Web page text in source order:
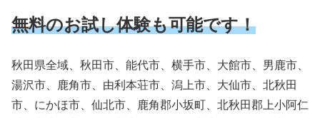
無料のお試し体験も可能です！
秋田県全域、秋田市、能代市、横手市、大館市、男鹿市、
湯沢市、鹿角市、由利本荘市、潟上市、大仙市、北秋田
市、にかほ市、仙北市、鹿角郡小坂町、北秋田郡上小阿仁